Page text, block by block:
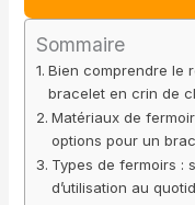
Sommaire
Bien comprendre le
bracelet en crin de
Matériaux de
options pour un
Types de fermoirs :
d’utilisation au